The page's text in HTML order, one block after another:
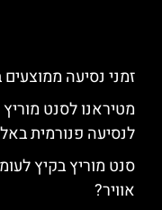
זמני נסיעה
מטיראנו לסנט
לנסיעה פנורמית
סנט מוריץ בקיץ
אוויר?